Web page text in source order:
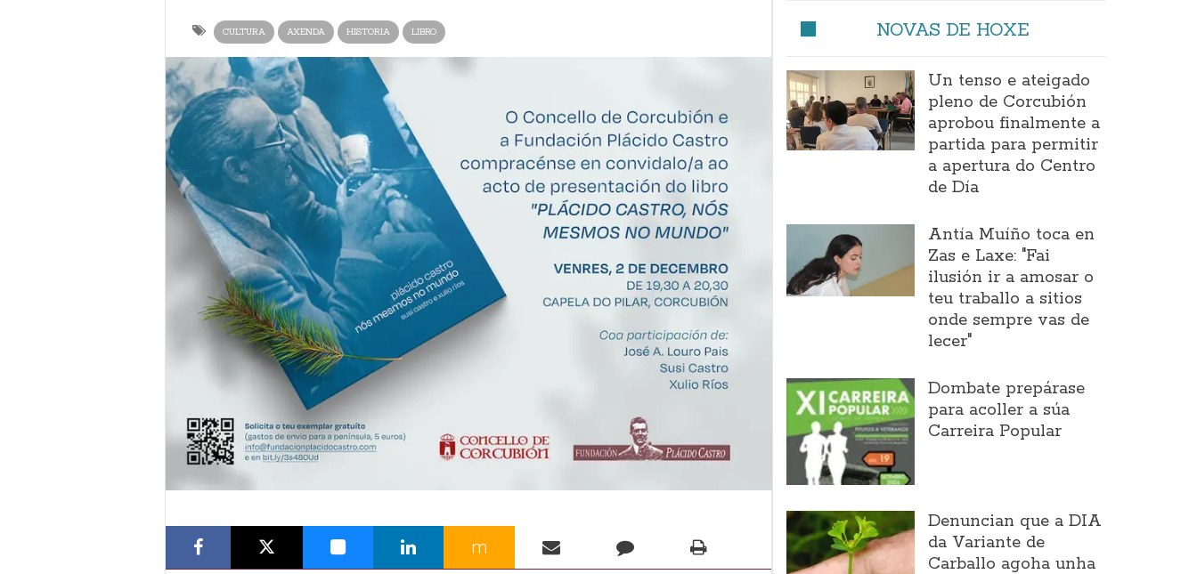
CULTURA AXENDA HISTORIA LIBRO
m
NOVAS DE HOXE
Un tenso e ateigado
pleno de Corcubión
aprobou finalmente a
partida para permitir
a apertura do Centro
de Día
Antía Muíño toca en
Zas e Laxe: "Fai
ilusión ir a amosar o
teu traballo a sitios
onde sempre vas de
lecer"
Dombate prepárase
para acoller a súa
Carreira Popular
Denuncian que a DIA
da Variante de
Carballo agoha unha